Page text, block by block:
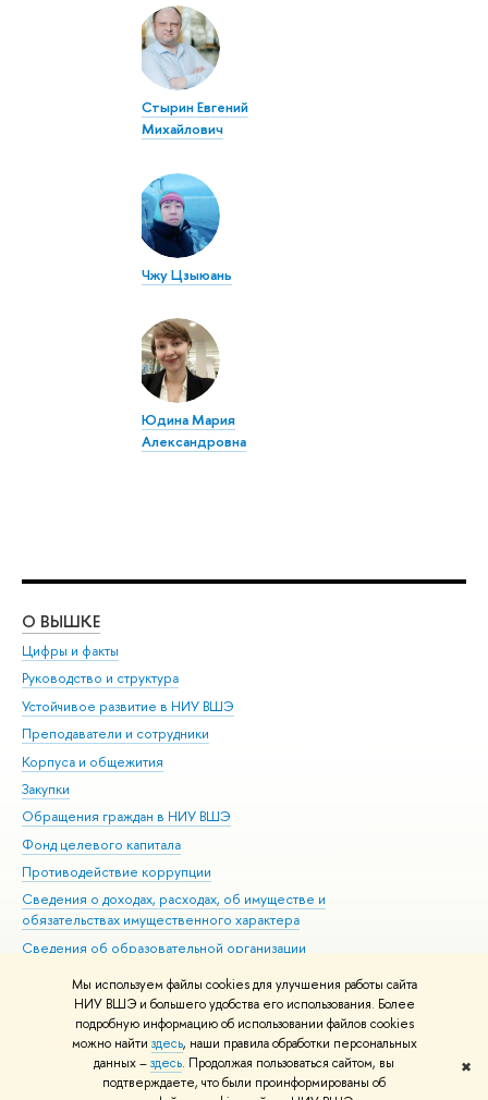
Мы используем файлы cookies для улучшения работы сайта
НИУ ВШЭ и большего удобства его использования. Более
подробную информацию об использовании файлов cookies
можно найти здесь, наши правила обработки персональных
данных –здесь. Продолжая пользоваться сайтом, вы
подтверждаете, что были проинформированы об
✖
Стырин Евгений
Михайлович
Чжу Цзыюань
Юдина Мария
Александровна
О ВЫШКЕ
Цифры и факты
Руководство и структура
Устойчивое развитие в НИУ ВШЭ
Преподаватели и сотрудники
Корпуса и общежития
Закупки
Обращения граждан в НИУ ВШЭ
Фонд целевого капитала
Противодействие коррупции
Сведения о доходах, расходах, об имуществе и
обязательствах имущественного характера
Сведения об образовательной организации
Людям с ограниченными возможностями здоровья
Единая платежная страница
Работа в Вышке